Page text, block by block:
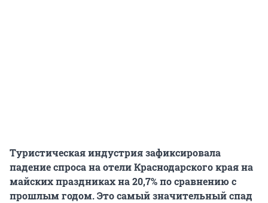
Туристическая индустрия зафиксировала
падение спроса на отели Краснодарского края на
майских праздниках на 20,7% по сравнению с
прошлым годом. Это самый значительный спад